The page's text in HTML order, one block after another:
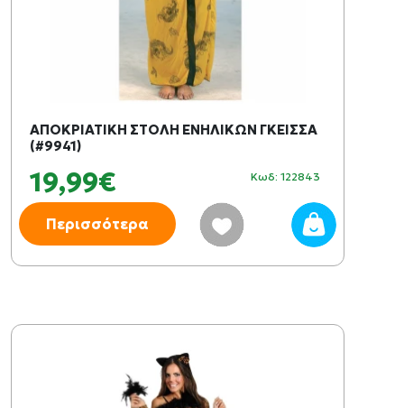
ΑΠΟΚΡΙΑΤΙΚΗ ΣΤΟΛΗ ΕΝΗΛΙΚΩΝ ΓΚΕΙΣΣΑ
(#9941)
19,99€ Κωδ: 122843
Περισσότερα